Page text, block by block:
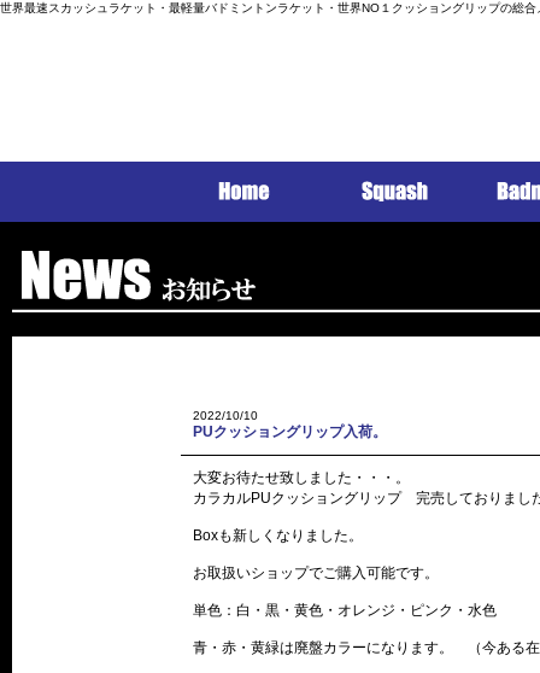
世界最速スカッシュラケット・最軽量バドミントンラケット・世界NO１クッショングリップの総
2022/10/10
PUクッショングリップ入荷。
大変お待たせ致しました・・・。
カラカルPUクッショングリップ 完売しておりまし
Boxも新しくなりました。
お取扱いショップでご購入可能です。
単色：白・黒・黄色・オレンジ・ピンク・水色
青・赤・黄緑は廃盤カラーになります。 （今ある